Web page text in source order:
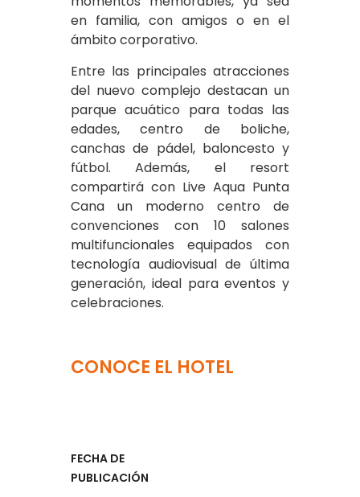
en familia, con amigos o en el
ámbito corporativo.
Entre las principales atracciones
del nuevo complejo destacan un
parque acuático para todas las
edades, centro de boliche,
canchas de pádel, baloncesto y
fútbol. Además, el resort
compartirá con Live Aqua Punta
Cana un moderno centro de
convenciones con 10 salones
multifuncionales equipados con
tecnología audiovisual de última
generación, ideal para eventos y
celebraciones.
CONOCE EL HOTEL
FECHA DE
PUBLICACIÓN